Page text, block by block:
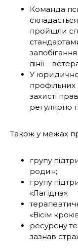
Команда
пройшли
лінії –
У
профільних
захисті
регулярно
Також у межах
групу
родин;
групу
«Лагідна»;
«Вісім
ресурсну
зазнав